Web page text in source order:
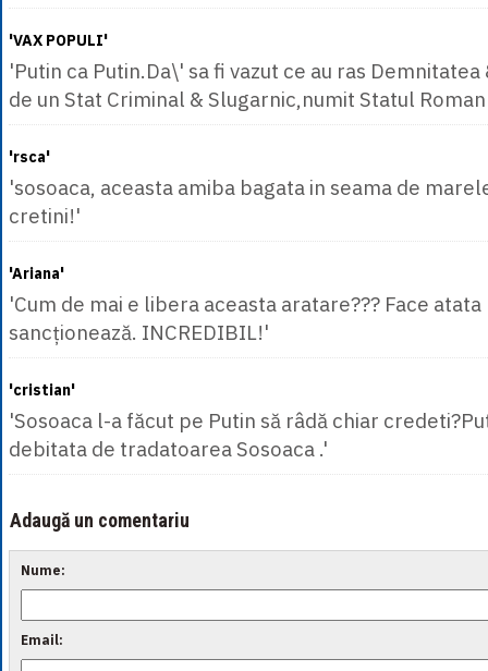
'VAX POPULI'
'Putin ca Putin.Da\' sa fi vazut ce au ras
de un Stat Criminal & Slugarnic,numit Statul
'rsca'
'sosoaca, aceasta amiba bagata in seama de
cretini!'
'Ariana'
'Cum de mai e libera aceasta aratare??? Face
sancționează. INCREDIBIL!'
'cristian'
'Sosoaca l-a făcut pe Putin să râdă chiar
debitata de tradatoarea Sosoaca .'
Adaugă un comentariu
Nume:
Email: